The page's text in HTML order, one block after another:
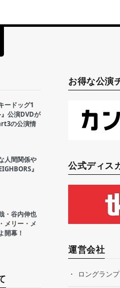
ードッグ1
公演DVDが
の公演情
人間関係や
』
・谷内伸也
メリー・メ
開幕！
お得な公演
公式ディス
運営会社
ロングラン